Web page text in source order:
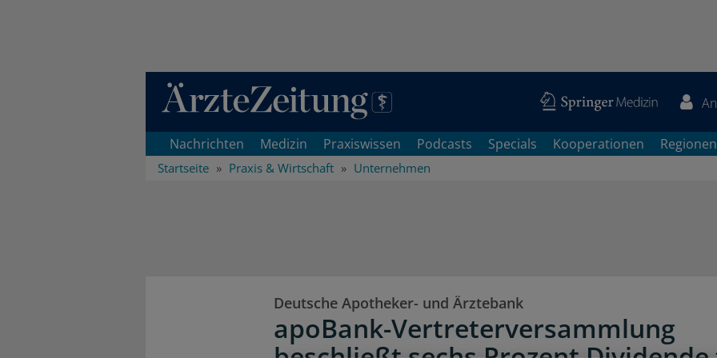
Direkt zum Inhaltsbereich
Nachrichten Medizin Praxiswissen Podcasts Specials Kooperationen Regionen
Startseite Praxis & Wirtschaft Unternehmen
Deutsche Apotheker- und Ärztebank
apoBank-Vertreterversammlung